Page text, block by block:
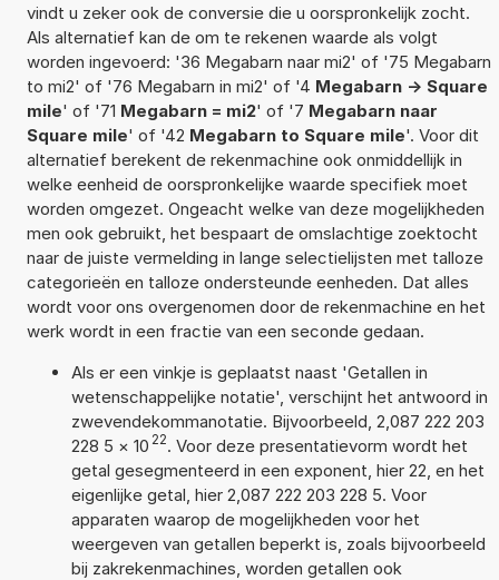
vindt u zeker ook de conversie die u oorspronkelijk zocht.
Als alternatief kan de om te rekenen waarde als volgt
worden ingevoerd: '36 Megabarn naar mi2' of '75 Megabarn
to mi2' of '76 Megabarn in mi2' of '4 Megabarn -> Square
mile' of '71 Megabarn = mi2' of '7 Megabarn naar
Square mile' of '42 Megabarn to Square mile'. Voor dit
alternatief berekent de rekenmachine ook onmiddellijk in
welke eenheid de oorspronkelijke waarde specifiek moet
worden omgezet. Ongeacht welke van deze mogelijkheden
men ook gebruikt, het bespaart de omslachtige zoektocht
naar de juiste vermelding in lange selectielijsten met talloze
categorieën en talloze ondersteunde eenheden. Dat alles
wordt voor ons overgenomen door de rekenmachine en het
werk wordt in een fractie van een seconde gedaan.
Als er een vinkje is geplaatst naast 'Getallen in
wetenschappelijke notatie', verschijnt het antwoord in
zwevendekommanotatie. Bijvoorbeeld, 2,087 222 203
228 5 × 10 22. Voor deze presentatievorm wordt het
getal gesegmenteerd in een exponent, hier 22, en het
eigenlijke getal, hier 2,087 222 203 228 5. Voor
apparaten waarop de mogelijkheden voor het
weergeven van getallen beperkt is, zoals bijvoorbeeld
bij zakrekenmachines, worden getallen ook